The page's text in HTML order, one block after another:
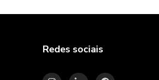
Redes sociais